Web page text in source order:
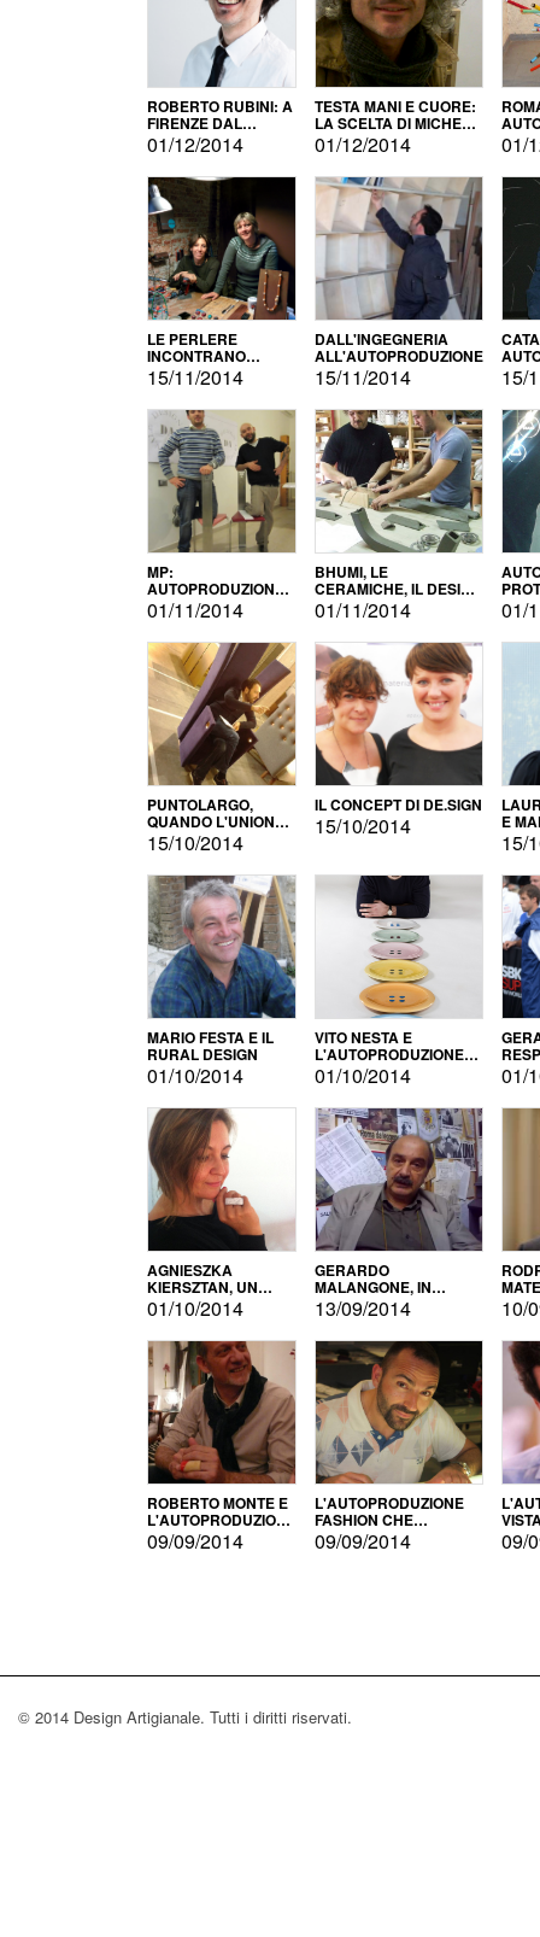
ROBERTO RUBINI: A
FIRENZE DAL
PRODOTTO ALLA
PROMOZIONE
01/12/2014
TESTA MANI E CUORE:
LA SCELTA DI MICHELE
BARBERIO
01/12/2014 01/
LE PERLERE
INCONTRANO
L'AUTOPRODUZIONE
15/11/2014
DALL'INGEGNERIA
ALL'AUTOPRODUZIONE
15/11/2014 15/
MP:
AUTOPRODUZIONE
E INNOVAZIONE
01/11/2014
BHUMI, LE
CERAMICHE, IL DESIGN
E L'AUTOPRODUZIONE
01/11/2014 01/
PUNTOLARGO,
QUANDO L'UNIONE
FA LA FORZA E
VINCE
15/10/2014
IL CONCEPT DI DE.SIGN
15/10/2014 E
15/
MARIO FESTA E IL
RURAL DESIGN
01/10/2014
VITO NESTA E
L'AUTOPRODUZIONE
COME RECUPERO DEI
SIMBOLI
01/10/2014 01/
AGNIESZKA
KIERSZTAN, UN
MODELLO DI
AUTOPRODUZIONE
01/10/2014
GERARDO
MALANGONE, IN
GIURIA PER IL
CONCORSO
LETTERARIO
13/09/2014 10/
ROBERTO MONTE E
L'AUTOPRODUZIONE
CON IL CENSIMENTO
09/09/2014
L'AUTOPRODUZIONE
FASHION CHE
CONQUISTA GLI USA
09/09/2014 09/
© 2014 Design Artigianale. Tutti i diritti riservati.